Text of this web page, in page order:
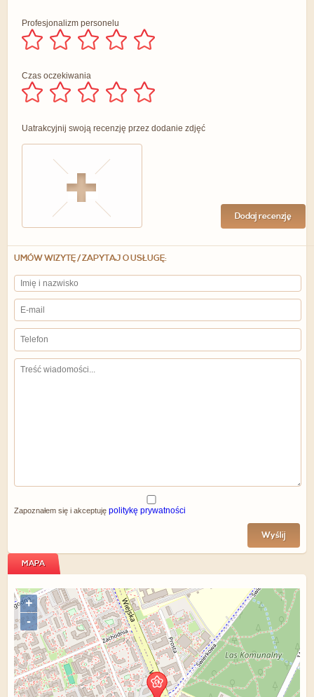
Profesjonalizm personelu
Czas oczekiwania
Uatrakcyjnij swoją recenzję przez dodanie zdjęć
Dodaj recenzję
UMÓW WIZYTĘ / ZAPYTAJ O USŁUGĘ:
Zapoznałem się i akceptuję politykę prywatności
Wyślij
MAPA
+
-